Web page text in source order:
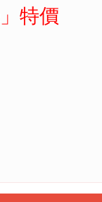
特價